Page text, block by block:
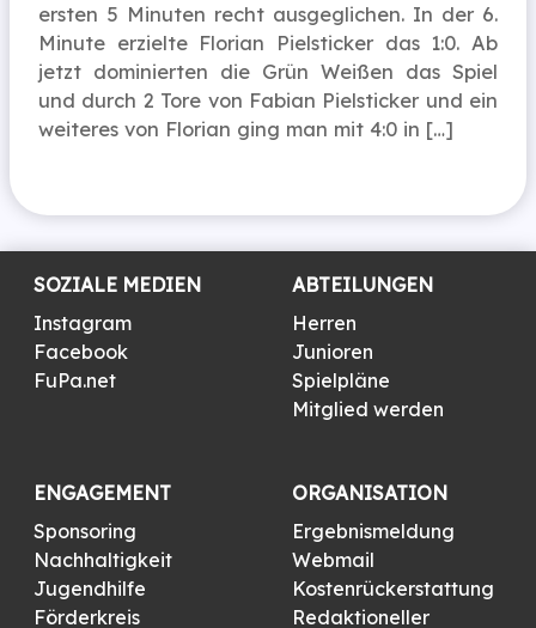
ersten 5 Minuten recht ausgeglichen. In der 6.
Minute erzielte Florian Pielsticker das 1:0. Ab
jetzt dominierten die Grün Weißen das Spiel
und durch 2 Tore von Fabian Pielsticker und ein
weiteres von Florian ging man mit 4:0 in […]
SOZIALE MEDIEN
Instagram
Facebook
FuPa.net
ABTEILUNGEN
Herren
Junioren
Spielpläne
Mitglied werden
ENGAGEMENT
Sponsoring
Nachhaltigkeit
Jugendhilfe
Förderkreis
ORGANISATION
Ergebnismeldung
Webmail
Kostenrückerstattung
Redaktioneller